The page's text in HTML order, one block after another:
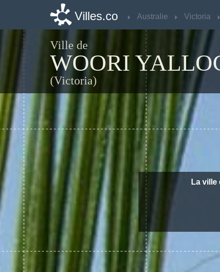
Villes.co Australie Victoria
Ville de
WOORI
(Victoria)
La ville
Villes.co Australie Victoria